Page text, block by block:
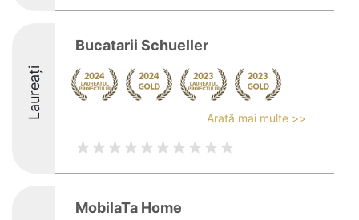
Laureați
Bucatarii Schueller
Arată mai multe >>
MobilaTa Home